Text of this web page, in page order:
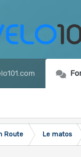
Route Le matos